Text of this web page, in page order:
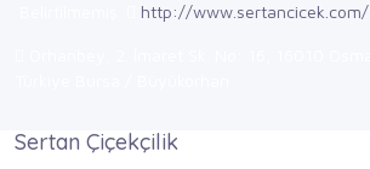
http://www.sertancicek.com/
Sertan Çiçekçilik